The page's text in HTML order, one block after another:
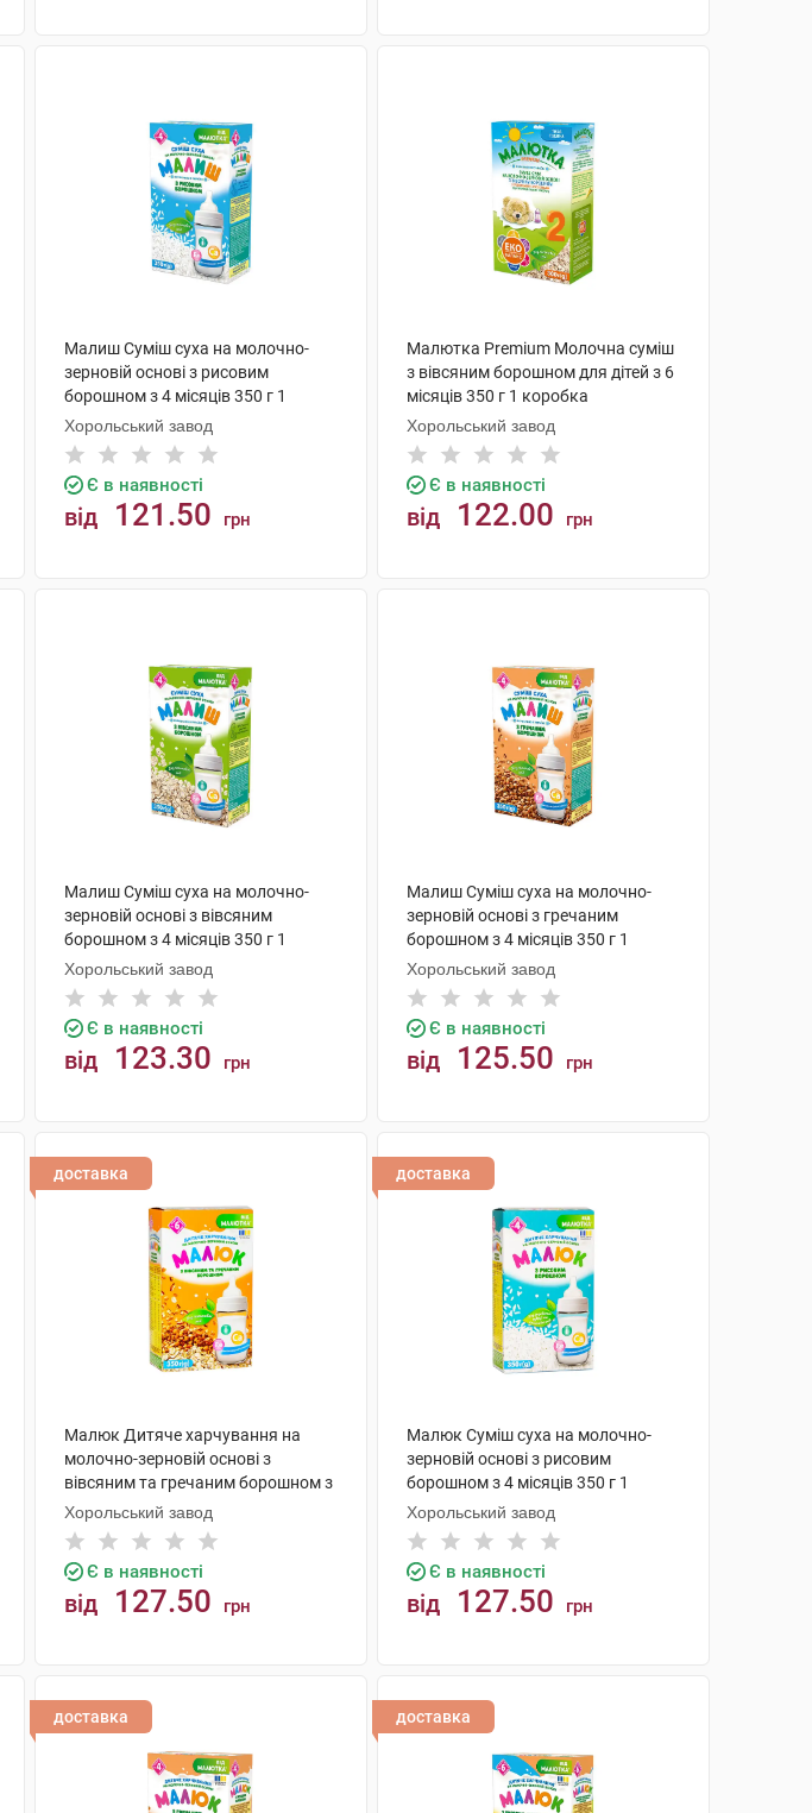
Малиш Суміш суха на молочно-
зерновій основі з рисовим
борошном з 4 місяців 350 г 1
коробка
Хорольський завод
Є в наявності
від 121.50 грн
Малютка Premium Молочна суміш
з вівсяним борошном для дітей з 6
місяців 350 г 1 коробка
Хорольський завод
Є в наявності
від 122.00 грн
Малиш Суміш суха на молочно-
зерновій основі з вівсяним
борошном з 4 місяців 350 г 1
коробка
Хорольський завод
Є в наявності
від 123.30 грн
Малиш Суміш суха на молочно-
зерновій основі з гречаним
борошном з 4 місяців 350 г 1
коробка
Хорольський завод
Є в наявності
від 125.50 грн
доставка
Малюк Дитяче харчування на
молочно-зерновій основі з
вівсяним та гречаним борошном з
6 місяців 350 г 1 пачка
Хорольський завод
Є в наявності
від 127.50 грн
доставка
Малюк Суміш суха на молочно-
зерновій основі з рисовим
борошном з 4 місяців 350 г 1
коробка
Хорольський завод
Є в наявності
від 127.50 грн
доставка доставка